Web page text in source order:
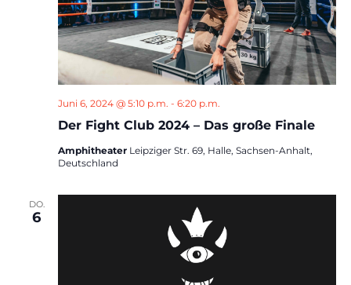
Der Fight Club 2024 – Das große Finale
Juni 6, 2024 @ 5:10 p.m. - 6:20 p.m.
Amphitheater Leipziger Str. 69, Halle, Sachsen-Anhalt,
Deutschland
DO.
6